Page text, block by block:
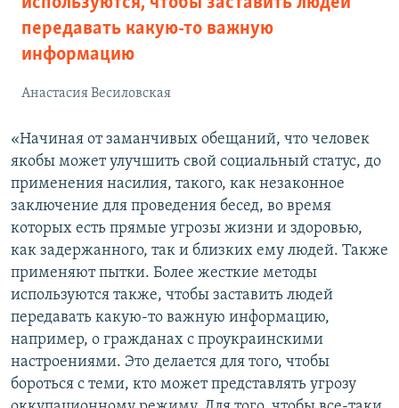
передавать какую-то важную
информацию
Анастасия Весиловская
«Начиная от заманчивых обещаний, что человек
якобы может улучшить свой социальный статус, до
применения насилия, такого, как незаконное
заключение для проведения бесед, во время
которых есть прямые угрозы жизни и здоровью,
как задержанного, так и близких ему людей. Также
применяют пытки. Более жесткие методы
используются также, чтобы заставить людей
передавать какую-то важную информацию,
например, о гражданах с проукраинскими
настроениями. Это делается для того, чтобы
бороться с теми, кто может представлять угрозу